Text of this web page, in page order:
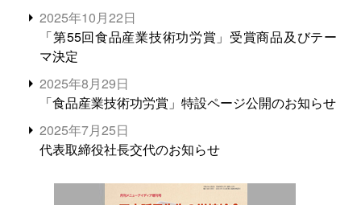
2025年10月22日
「第55回食品産業技術功労賞」受賞商品及びテー
マ決定
2025年8月29日
「食品産業技術功労賞」特設ページ公開のお知らせ
2025年7月25日
代表取締役社長交代のお知らせ